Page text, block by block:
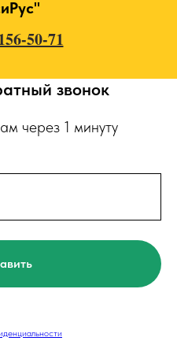
50-71
звонок
через 1 минуту